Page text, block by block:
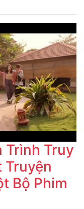
Trình Truy
Truyện
Bộ Phim